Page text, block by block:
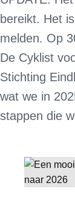
bereikt. Het
melden. Op
De Cyklist
Stichting
wat we in
stappen die